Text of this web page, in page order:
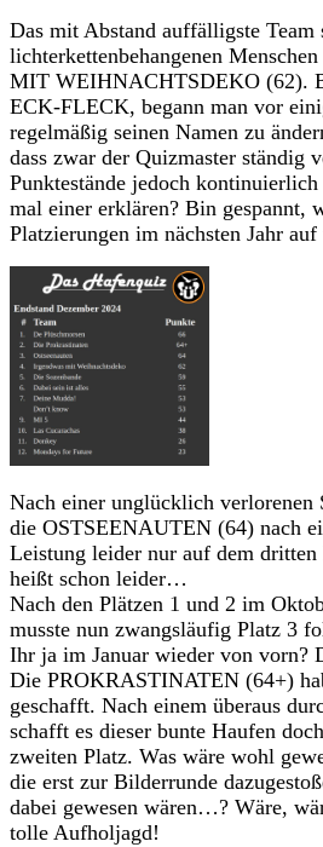
Das mit Abstand auffälligste Team
lichterkettenbehangenen
MIT WEIHNACHTSDEKO (62).
ECK-FLECK, begann man vor
regelmäßig seinen Namen zu
dass zwar der Quizmaster ständig
Punktestände jedoch
mal einer erklären? Bin gespannt,
Platzierungen im nächsten Jahr
Nach einer unglücklich verlorenen
die OSTSEENAUTEN (64) nach
Leistung leider nur auf dem
heißt schon leider…
Nach den Plätzen 1 und 2 im
musste nun zwangsläufig Platz 3
Ihr ja im Januar wieder von vorn?
Die PROKRASTINATEN (64+)
geschafft. Nach einem überaus
schafft es dieser bunte Haufen
zweiten Platz. Was wäre wohl
die erst zur Bilderrunde
dabei gewesen wären…? Wäre,
tolle Aufholjagd!